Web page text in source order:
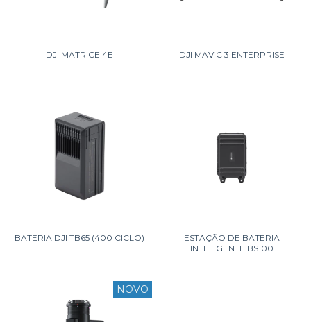
DJI MATRICE 4E DJI MAVIC 3 ENTERPRISE
BATERIA DJI TB65 (400 CICLO)
ESTAÇÃO DE BATERIA
INTELIGENTE BS100
NOVO